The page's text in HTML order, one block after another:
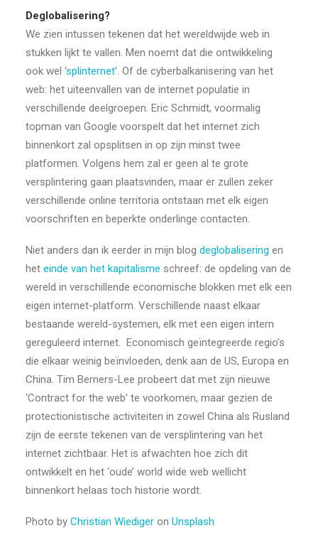
Deglobalisering?
We zien intussen tekenen dat het wereldwijde web in
stukken lijkt te vallen. Men noemt dat die ontwikkeling
ook wel ‘splinternet’. Of de cyberbalkanisering van het
web: het uiteenvallen van de internet populatie in
verschillende deelgroepen. Eric Schmidt, voormalig
topman van Google voorspelt dat het internet zich
binnenkort zal opsplitsen in op zijn minst twee
platformen. Volgens hem zal er geen al te grote
versplintering gaan plaatsvinden, maar er zullen zeker
verschillende online territoria ontstaan met elk eigen
voorschriften en beperkte onderlinge contacten.
Niet anders dan ik eerder in mijn blog deglobalisering en
het einde van het kapitalisme schreef: de opdeling van de
wereld in verschillende economische blokken met elk een
eigen internet-platform. Verschillende naast elkaar
bestaande wereld-systemen, elk met een eigen intern
gereguleerd internet. Economisch geïntegreerde regio’s
die elkaar weinig beïnvloeden, denk aan de US, Europa en
China. Tim Berners-Lee probeert dat met zijn nieuwe
‘Contract for the web’ te voorkomen, maar gezien de
protectionistische activiteiten in zowel China als Rusland
zijn de eerste tekenen van de versplintering van het
internet zichtbaar. Het is afwachten hoe zich dit
ontwikkelt en het ‘oude’ world wide web wellicht
binnenkort helaas toch historie wordt.
Photo by Christian Wiediger on Unsplash